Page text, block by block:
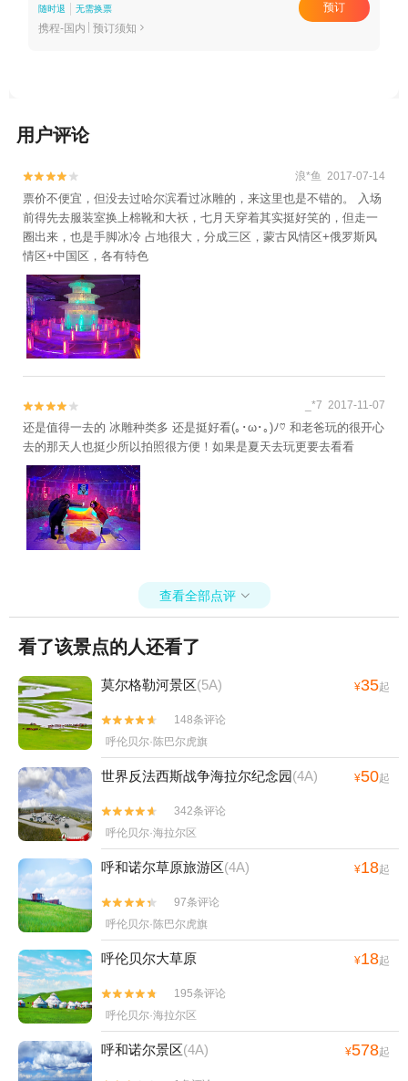
随时退 无需换票
携程-国内 预订须知 
预订
用户评论

 浪*鱼 2017-07-14
票价不便宜，但没去过哈尔滨看过冰雕的，来这里也是不错的。 入场
前得先去服装室换上棉靴和大袄，七月天穿着其实挺好笑的，但走一
圈出来，也是手脚冰冷 占地很大，分成三区，蒙古风情区+俄罗斯风
情区+中国区，各有特色

 _*7 2017-11-07
还是值得一去的 冰雕种类多 还是挺好看(｡･ω･｡)ﾉ♡ 和老爸玩的很开心
去的那天人也挺少所以拍照很方便！如果是夏天去玩更要去看看
查看全部点评 
看了该景点的人还看了
莫尔格勒河景区(5A) ¥35起


148条评论
呼伦贝尔·陈巴尔虎旗
世界反法西斯战争海拉尔纪念园(4A) ¥50起


342条评论
呼伦贝尔·海拉尔区
呼和诺尔草原旅游区(4A) ¥18起


97条评论
呼伦贝尔·陈巴尔虎旗
呼伦贝尔大草原 ¥18起


195条评论
呼伦贝尔·海拉尔区
呼和诺尔景区(4A) ¥578起